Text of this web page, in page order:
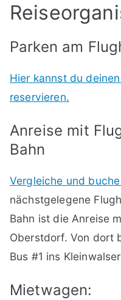
Parken am
Hier kannst du
reservieren.
Anreise mit
Bahn
Vergleiche und
nächstgelegene
Bahn ist die Anreise
Oberstdorf. Von dort
Bus #1 ins
Mietwagen: